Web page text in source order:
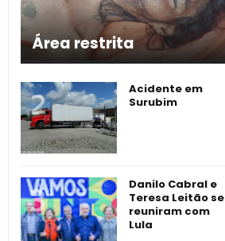
Área restrita
Acidente em
Surubim
Danilo Cabral e
Teresa Leitão se
reuniram com
Lula